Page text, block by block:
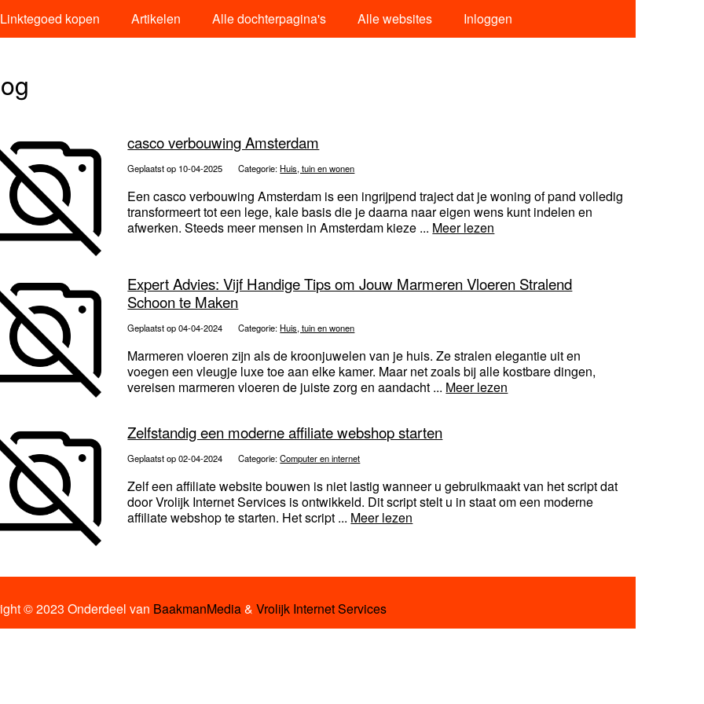
Linktegoed kopen Artikelen Alle dochterpagina's Alle websites Inloggen
casco verbouwing Amsterdam
Geplaatst op 10-04-2025 Categorie: Huis, tuin en wonen
Een casco verbouwing Amsterdam is een ingrijpend traject dat je woning of pand volledig
transformeert tot een lege, kale basis die je daarna naar eigen wens kunt indelen en
afwerken. Steeds meer mensen in Amsterdam kieze ... Meer lezen
Expert Advies: Vijf Handige Tips om Jouw Marmeren Vloeren Stralend
Schoon te Maken
Geplaatst op 04-04-2024 Categorie: Huis, tuin en wonen
Marmeren vloeren zijn als de kroonjuwelen van je huis. Ze stralen elegantie uit en
voegen een vleugje luxe toe aan elke kamer. Maar net zoals bij alle kostbare dingen,
vereisen marmeren vloeren de juiste zorg en aandacht ... Meer lezen
Zelfstandig een moderne affiliate webshop starten
Geplaatst op 02-04-2024 Categorie:Computer en internet
Zelf een affiliate website bouwen is niet lastig wanneer u gebruikmaakt van het script dat
door Vrolijk Internet Services is ontwikkeld. Dit script stelt u in staat om een moderne
affiliate webshop te starten. Het script ... Meer lezen
© 2023 Onderdeel van BaakmanMedia& Vrolijk Internet Services